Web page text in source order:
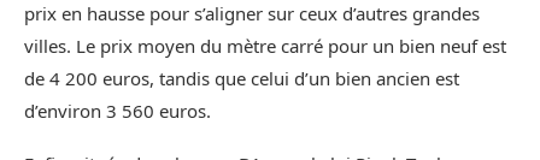
prix en hausse pour s’aligner sur ceux d’autres grandes
villes. Le prix moyen du mètre carré pour un bien neuf est
de 4 200 euros, tandis que celui d’un bien ancien est
d’environ 3 560 euros.